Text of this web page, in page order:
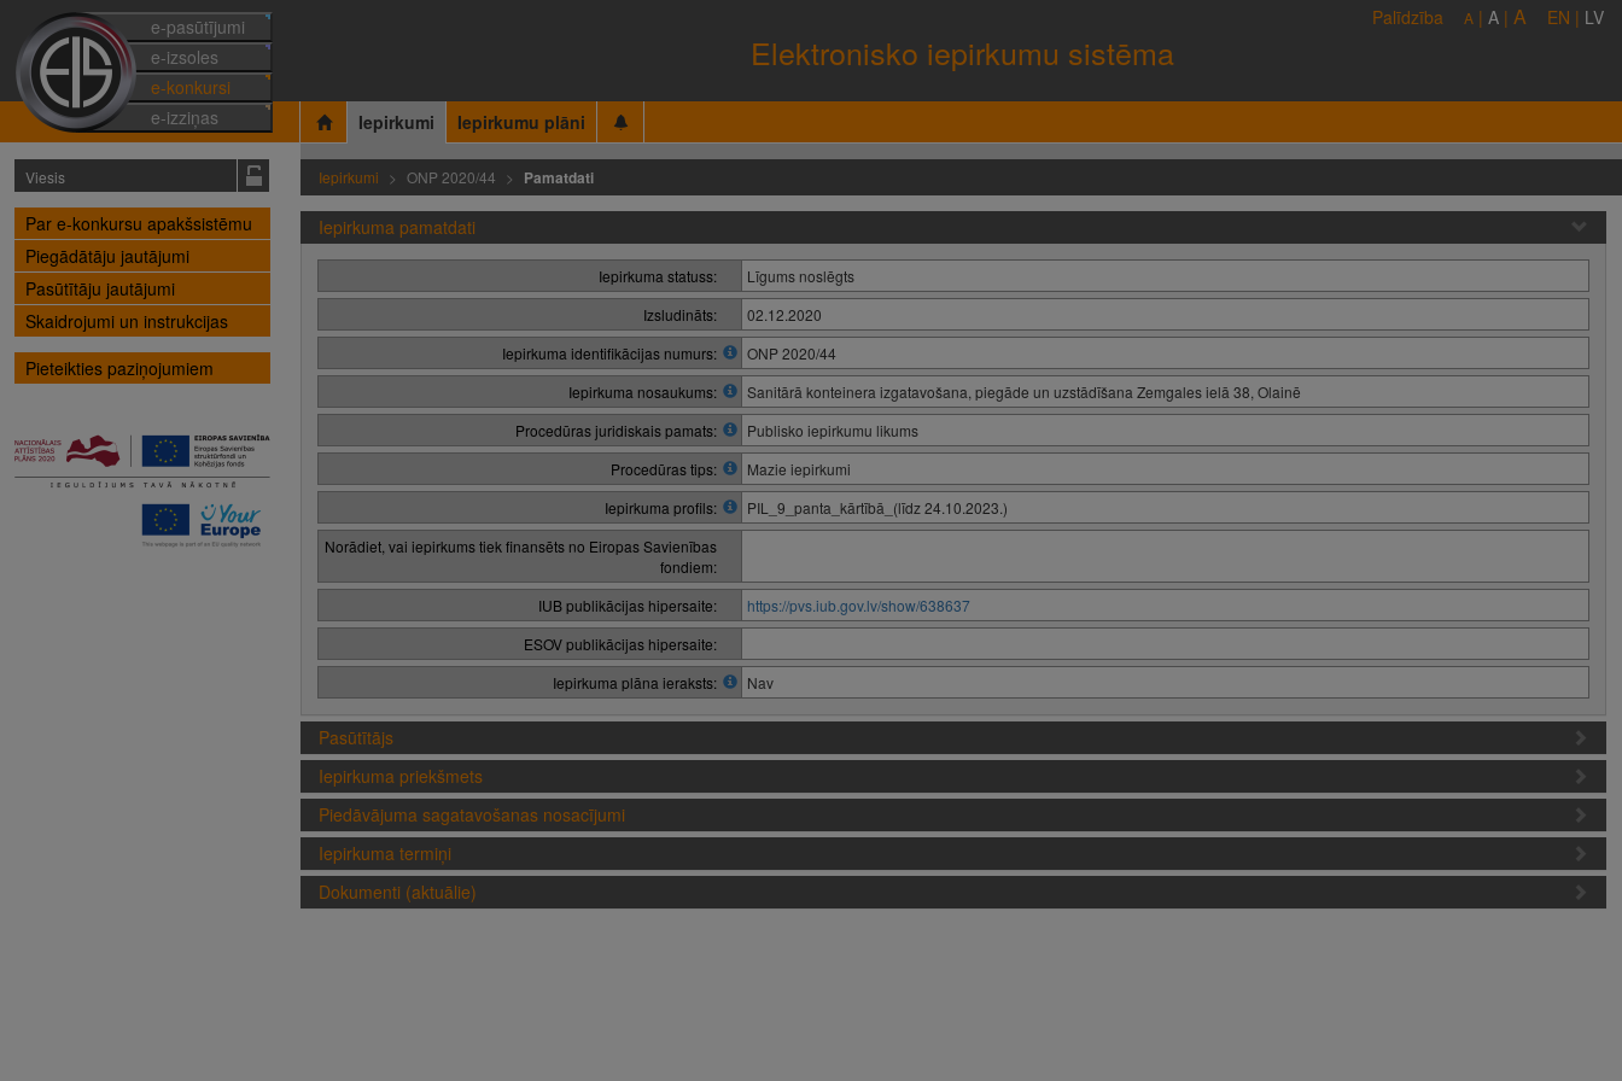
e-pasūtījumi
e-izsoles
e-konkursi
e-izziņas
Elektronisko iepirkumu sistēma
Palīdzība A | A | A EN | LV
Iepirkumi Iepirkumu plāni
Viesis
Par e-konkursu apakšsistēmu
Piegādātāju jautājumi
Pasūtītāju jautājumi
Skaidrojumi un instrukcijas
Pieteikties paziņojumiem
Iepirkumi ONP 2020/44 Pamatdati
Iepirkuma pamatdati
Iepirkuma statuss:
Līgums noslēgts
Izsludināts:
02.12.2020
Iepirkuma identifikācijas numurs:
ONP 2020/44
Iepirkuma nosaukums:
Sanitārā konteinera izgatavošana, piegāde un uzstādīšana Zemgales ielā 38, Olainē
Procedūras juridiskais pamats:
Publisko iepirkumu likums
Procedūras tips:
Mazie iepirkumi
Iepirkuma profils:
PIL_9_panta_kārtībā_(līdz 24.10.2023.)
Norādiet, vai iepirkums tiek finansēts no Eiropas Savienības
fondiem:
IUB publikācijas hipersaite:
https://pvs.iub.gov.lv/show/638637
ESOV publikācijas hipersaite:
Iepirkuma plāna ieraksts:
Nav
Pasūtītājs
Iepirkuma priekšmets
Piedāvājuma sagatavošanas nosacījumi
Iepirkuma termiņi
Dokumenti (aktuālie)